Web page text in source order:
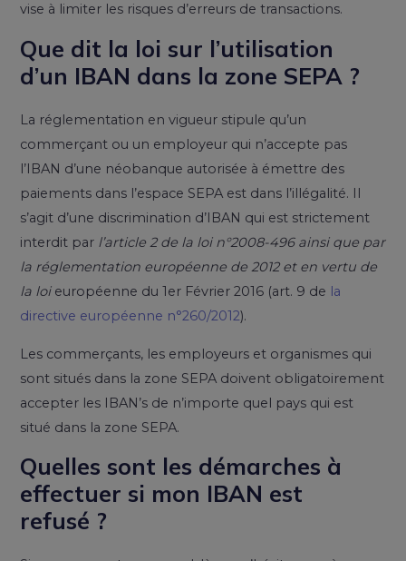
vise à limiter les risques d’erreurs de transactions.
Que dit la loi sur l’utilisation
d’un IBAN dans la zone SEPA ?
La réglementation en vigueur stipule qu’un
commerçant ou un employeur qui n’accepte pas
l’IBAN d’une néobanque autorisée à émettre des
paiements dans l’espace SEPA est dans l’illégalité. Il
s’agit d’une discrimination d’IBAN qui est strictement
interdit par l’article 2 de la loi n°2008-496 ainsi que par
la réglementation européenne de 2012 et en vertu de
la loi européenne du 1er Février 2016 (art. 9 de la
directive européenne n°260/2012).
Les commerçants, les employeurs et organismes qui
sont situés dans la zone SEPA doivent obligatoirement
accepter les IBAN’s de n’importe quel pays qui est
situé dans la zone SEPA.
Quelles sont les démarches à
effectuer si mon IBAN est
refusé ?